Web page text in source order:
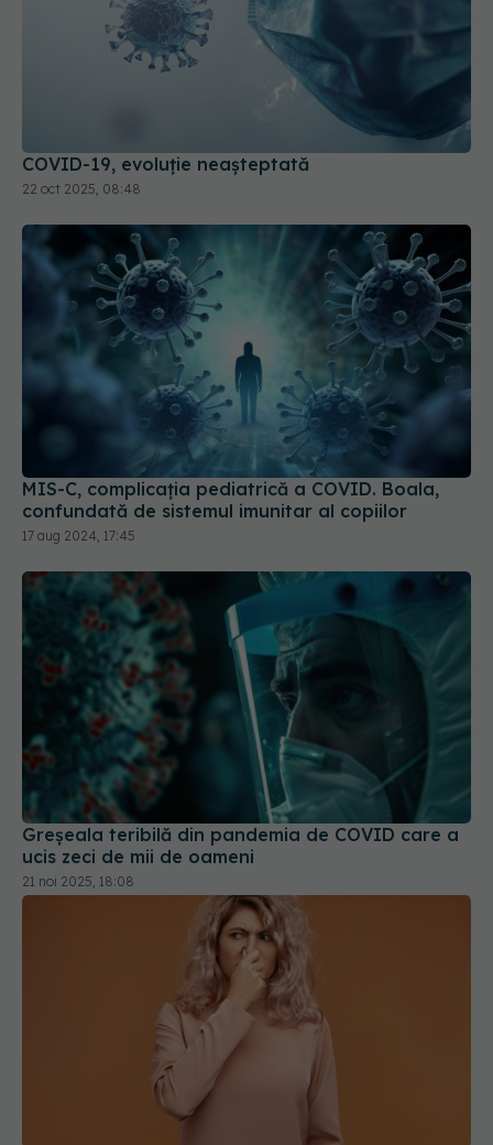
COVID-19, evoluție neașteptată
MIS-C, complicația pediatrică a COVID. Boala,
confundată de sistemul imunitar al copiilor
Greșeala teribilă din pandemia de COVID care a
ucis zeci de mii de oameni
21 noi 2025, 18:08
Ai rămas fără miros după COVID? Cât timp poate
persista problema